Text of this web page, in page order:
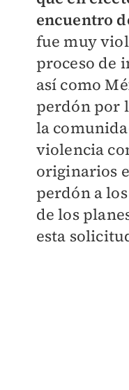
encuentro
fue muy
proceso de
así como
perdón por
la
violencia
originarios
perdón a
de los
esta